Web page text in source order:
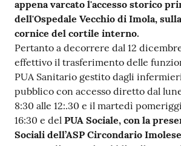
appena varcato l'accesso storico
dell'Ospedale Vecchio di Imola,
cornice del cortile interno.
Pertanto a decorrere dal 12
effettivo il trasferimento delle
PUA Sanitario gestito dagli
pubblico con accesso diretto dal
8:30 alle 12:.30 e il martedì
16:30 e del PUA Sociale, con la
Sociali dell’ASP Circondario